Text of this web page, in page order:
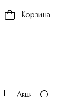
Корзина
Акции